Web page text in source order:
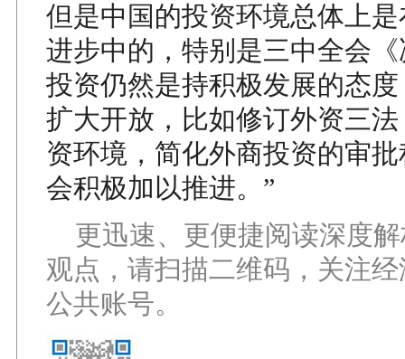
但是中国的投资环境总体上
进步中的，特别是三中全会
投资仍然是持积极发展的态
扩大开放，比如修订外资三
资环境，简化外商投资的审
会积极加以推进。”
更迅速、更便捷阅读深度
观点，请扫描二维码，关注
公共账号。